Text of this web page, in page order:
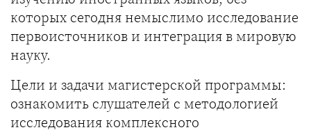
которых сегодня немыслимо исследование
первоисточников и интеграция в мировую
науку.
Цели и задачи магистерской программы:
ознакомить слушателей с методологией
исследования комплексного